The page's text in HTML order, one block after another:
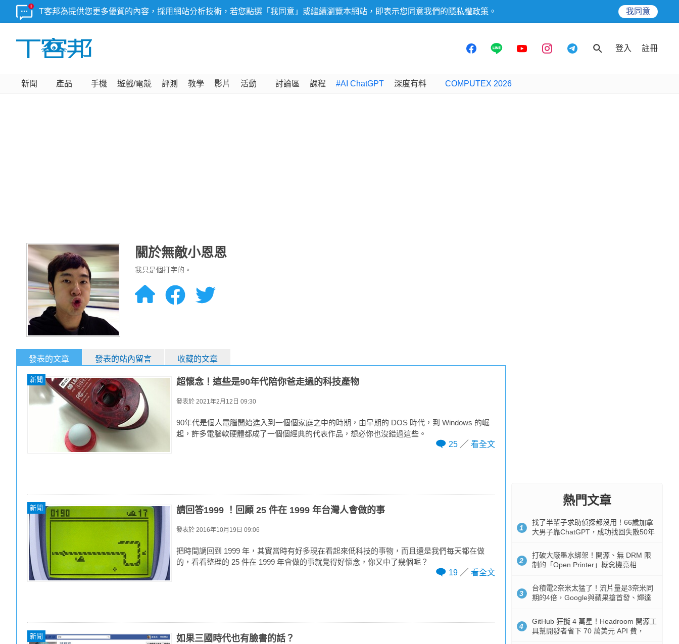
T客邦為提供您更多優質的內容，採用網站分析技術，若您點選「我同意」或繼續瀏覽本網站，即表示您同意我們的 隱私權政策 。 我同意
登入 註冊
新聞 產品 手機 遊戲/電競 評測 教學 影片 活動 討論區 課程 #AI ChatGPT 深度有料 COMPUTEX 2026
關於無敵小恩恩
我只是個打字的。
發表的文章 發表的站內留言 收藏的文章
新聞 超懷念！這些是90年代陪你爸走過的科技產物
發表於 2021年2月12日 09:30
90年代是個人電腦開始進入到一個個家庭之中的時期，由早期的 DOS 時代，到 Windows 的崛
起，許多電腦軟硬體都成了一個個經典的代表作品，想必你也沒錯過這些。
25
看全文
新聞 請回答1999 ！回顧 25 件在 1999 年台灣人會做的事
發表於 2016年10月19日 09:06
把時間調回到 1999 年，其實當時有好多現在看起來低科技的事物，而且還是我們每天都在做
的，看看整理的 25 件在 1999 年會做的事就覺得好懷念，你又中了幾個呢？
19
看全文
新聞 如果三國時代也有臉書的話？
熱門文章
1
找了半輩子求助偵探都沒用！66歲加拿
大男子靠ChatGPT，成功找回失散50年
2
打破大廠墨水綁架！開源、無 DRM 限
制的「Open Printer」概念機亮相
3
台積電2奈米太猛了！流片量是3奈米同
期的4倍，Google與蘋果搶首發、輝達
4
GitHub 狂攬 4 萬星！Headroom 開源工
具幫開發者省下 70 萬美元 API 費，